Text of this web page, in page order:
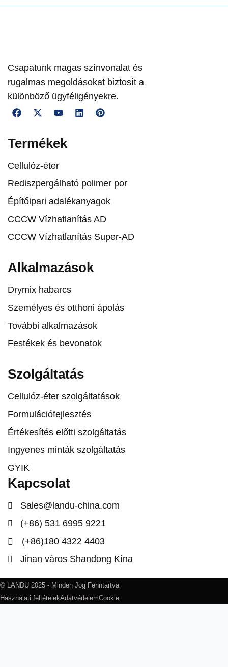
Csapatunk magas színvonalat és
rugalmas megoldásokat biztosít a
különböző ügyféligényekre.
Termékek
Cellulóz-éter
Rediszpergálható polimer por
Építőipari adalékanyagok
CCCW Vízhatlanítás AD
CCCW Vízhatlanítás Super-AD
Alkalmazások
Drymix habarcs
Személyes és otthoni ápolás
További alkalmazások
Festékek és bevonatok
Szolgáltatás
Cellulóz-éter szolgáltatások
Formulációfejlesztés
Értékesítés előtti szolgáltatás
Ingyenes minták szolgáltatás
GYIK
Kapcsolat
Sales@landu-china.com
(+86) 531 6995 9221
(+86)180 4322 4403
Jinan város Shandong Kína
© LANDU 2025 - Minden Jog Fenntartva
Használati feltételekAdatvédelemCookie